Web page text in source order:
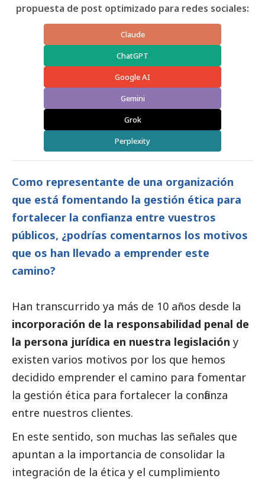
propuesta de post optimizado para redes sociales:
Claude
ChatGPT
Google AI
Gemini
Grok
Perplexity
Como representante de una organización
que está fomentando la gestión ética para
fortalecer la confianza entre vuestros
públicos, ¿podrías comentarnos los motivos
que os han llevado a emprender este
camino?
Han transcurrido ya más de 10 años desde la
incorporación de la responsabilidad penal de
la persona jurídica en nuestra legislación y
existen varios motivos por los que hemos
decidido emprender el camino para fomentar
la gestión ética para fortalecer la confianza
entre nuestros clientes.
En este sentido, son muchas las señales que
apuntan a la importancia de consolidar la
integración de la ética y el cumplimiento